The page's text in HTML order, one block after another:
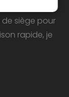
siège pour
rapide, je